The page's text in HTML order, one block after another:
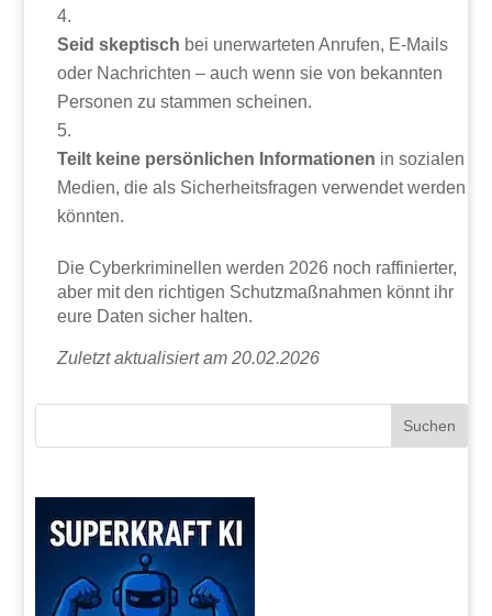
Seid skeptisch bei unerwarteten Anrufen, E-Mails
oder Nachrichten – auch wenn sie von bekannten
Personen zu stammen scheinen.
Teilt keine persönlichen Informationen in sozialen
Medien, die als Sicherheitsfragen verwendet werden
könnten.
Die Cyberkriminellen werden 2026 noch raffinierter,
aber mit den richtigen Schutzmaßnahmen könnt ihr
eure Daten sicher halten.
Zuletzt aktualisiert am 20.02.2026